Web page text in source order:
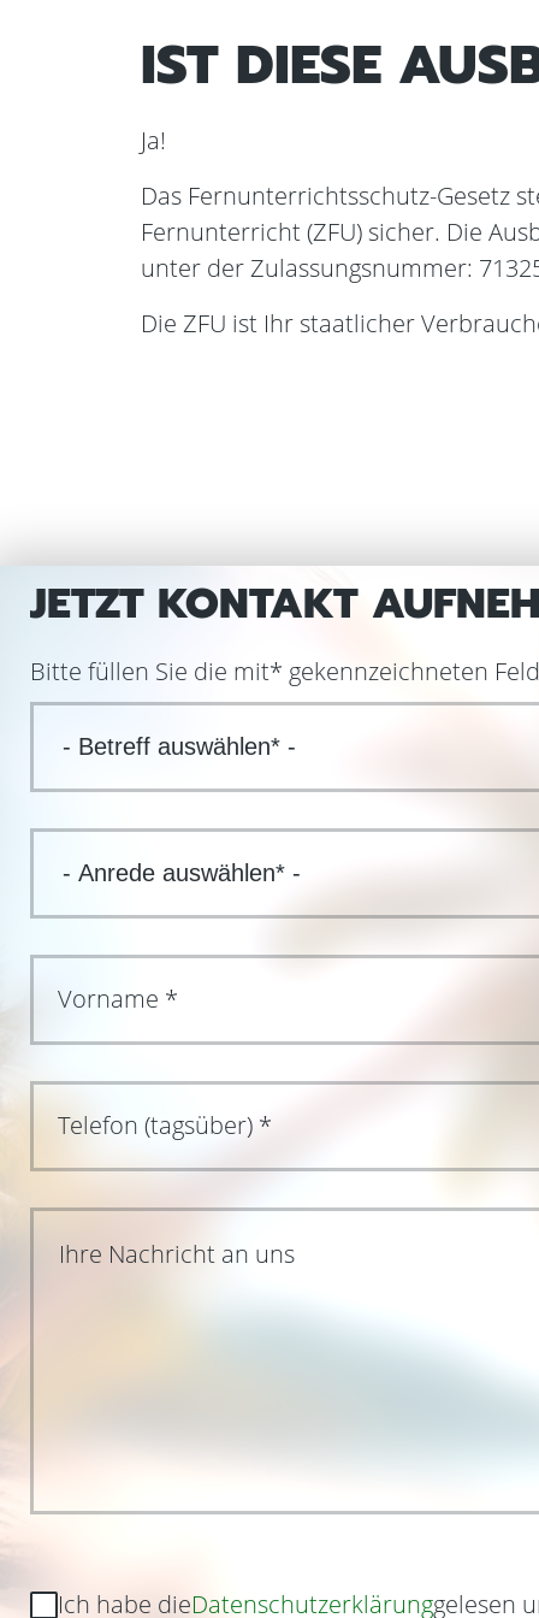
IST DIESE
Ja!
Das Fernunterrichtsschutz-Gesetz
Fernunterricht (ZFU) sicher. Die
unter der Zulassungsnummer:
Die ZFU ist Ihr staatlicher
JETZT KONTAKT
Bitte füllen Sie die mit* gekennzeichneten
Ihre Nachricht an uns
Ich habe dieDatenschutzerklärunggelesen